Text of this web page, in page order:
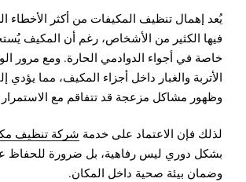
يُعد إهمال تنظيف المكيفات من أكثر الأخطاء
فيها الكثير من الأشخاص، رغم أن المكيف
خاصة في أجواء الدوادمي الحارة. ومع مرور
الأتربة والغبار داخل أجزاء المكيف، مما
وظهور مشاكل مزعجة قد تتفاقم مع
لذلك فإن الاعتماد على خدمة شركة تنظيف
بشكل دوري ليس رفاهية، بل ضرورة للحفاظ
وضمان بيئة صحية داخل المكان.